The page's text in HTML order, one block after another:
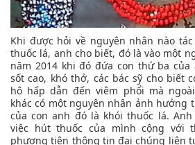
Khi được hỏi về nguyên nhân nào
thuốc lá, anh cho biết, đó là vào một
năm 2014 khi đó đứa con thứ ba
sốt cao, khó thở, các bác sỹ cho biết
hô hấp dẫn đến viêm phổi mà
khác có một nguyên nhân ảnh hưởng
của con anh đó là khói thuốc lá.
việc hút thuốc của mình cộng với
phương tiện thông tin đại chúng liên